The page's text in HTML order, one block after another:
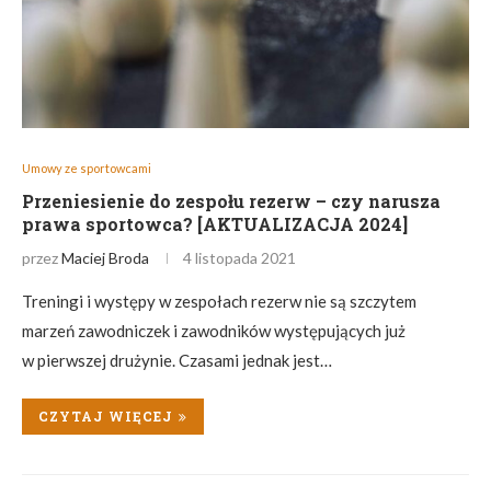
Umowy ze sportowcami
Przeniesienie do zespołu rezerw – czy narusza
prawa sportowca? [AKTUALIZACJA 2024]
przezMaciej Broda 4 listopada 2021
Treningi i występy w zespołach rezerw nie są szczytem
marzeń zawodniczek i zawodników występujących już
w pierwszej drużynie. Czasami jednak jest…
CZYTAJ WIĘCEJ